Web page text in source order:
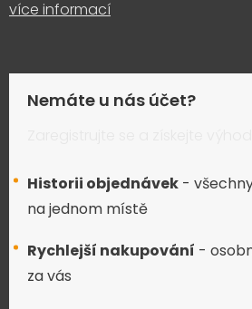
více informací
Nemáte u nás účet?
Historii objednávek -
na jednom místě
Rychlejší nakupování -
za vás